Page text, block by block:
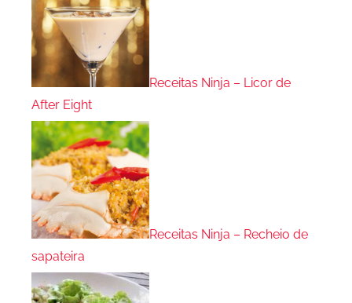
Receitas Ninja – Licor de
After Eight
Receitas Ninja – Recheio de
sapateira